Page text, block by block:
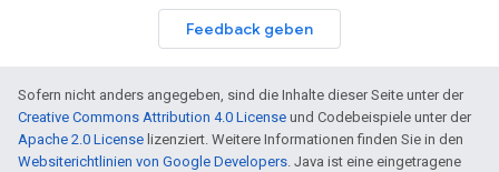
Feedback geben
Sofern nicht anders angegeben, sind die Inhalte dieser Seite unter der
Creative Commons Attribution 4.0 License und Codebeispiele unter der
Apache 2.0 License lizenziert. Weitere Informationen finden Sie in den
Websiterichtlinien von Google Developers. Java ist eine eingetragene